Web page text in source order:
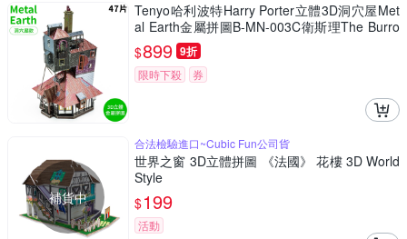
Tenyo哈利波特Harry Porter立體3D洞穴屋Met
al Earth金屬拼圖B-MN-003C衛斯理The Burro
w(47片裝)免塗裝模型
$899 9折
限時下殺 券
補貨中
合法檢驗進口~Cubic Fun公司貨
世界之窗 3D立體拼圖 《法國》 花樓 3D World
Style
$199
活動